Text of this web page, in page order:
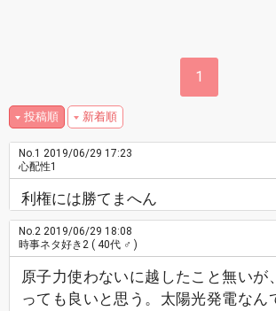
1
投稿順 新着順
No.1 2019/06/29 17:23
心配性1
利権には勝てまへん
No.2 2019/06/29 18:08
時事ネタ好き2 ( 40代 ♂ )
原子力使わないに越したこと無いが
っても良いと思う。太陽光発電なん